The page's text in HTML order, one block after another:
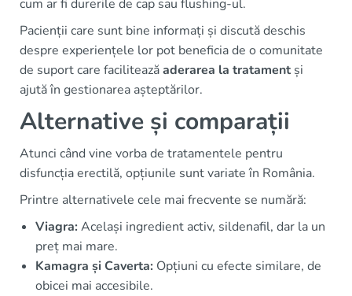
cum ar fi durerile de cap sau flushing-ul.
Pacienții care sunt bine informați și discută deschis
despre experiențele lor pot beneficia de o comunitate
de suport care faciliteazăaderarea la tratamentși
ajută în gestionarea așteptărilor.
Alternative și comparații
Atunci când vine vorba de tratamentele pentru
disfuncția erectilă, opțiunile sunt variate în România.
Printre alternativele cele mai frecvente se numără:
Viagra:Același ingredient activ, sildenafil, dar la un
preț mai mare.
Kamagra și Caverta: Opțiuni cu efecte similare, de
obicei mai accesibile.